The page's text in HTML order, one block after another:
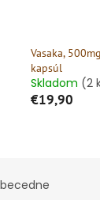
Vasaka,
kapsúl
Skladom (2
€19,90